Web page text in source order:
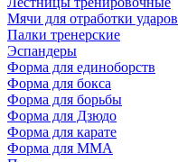
Мячи для отработки ударов
Палки тренерские
Эспандеры
Форма для единоборств
Форма для бокса
Форма для борьбы
Форма для Дзюдо
Форма для карате
Форма для MMA